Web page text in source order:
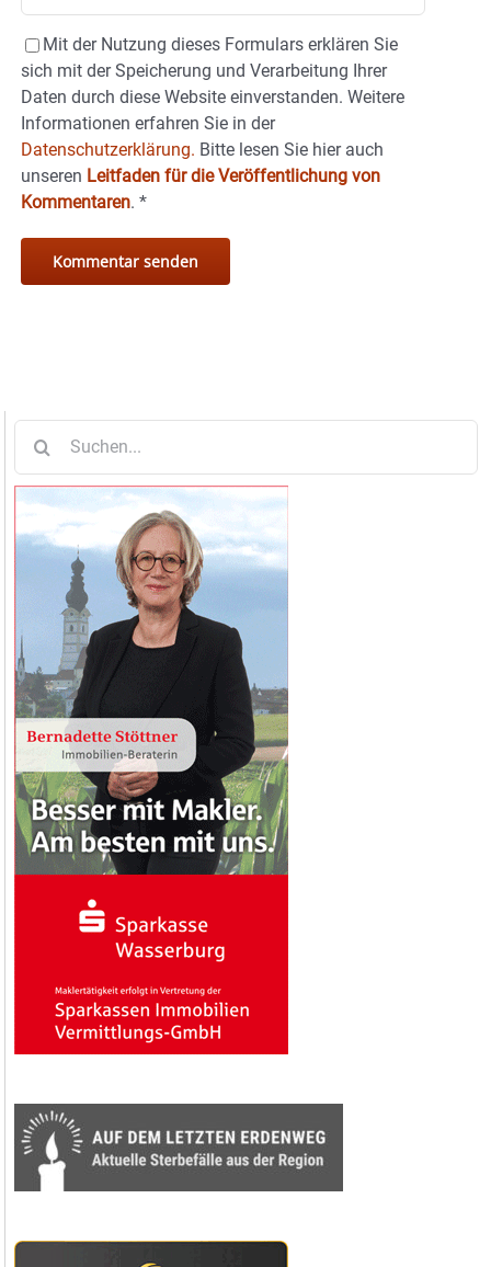
Mit der Nutzung dieses Formulars erklären Sie
sich mit der Speicherung und Verarbeitung Ihrer
Daten durch diese Website einverstanden. Weitere
Informationen erfahren Sie in der
Datenschutzerklärung. Bitte lesen Sie hier auch
unseren Leitfaden für die Veröffentlichung von
Kommentaren. *
nach: